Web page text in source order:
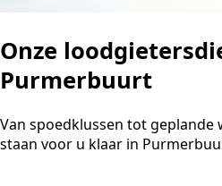
Onze
Purmerbuurt
Van spoedklussen tot geplande
staan voor u klaar in